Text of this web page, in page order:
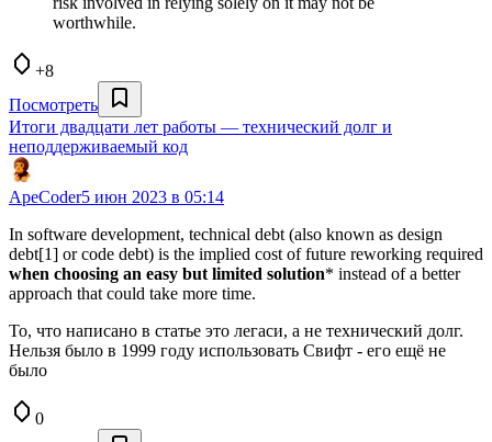
worthwhile.
+8
Посмотреть
Итоги двадцати лет работы — технический долг и
неподдерживаемый код
ApeCoder5 июн 2023 в 05:14
In software development, technical debt (also known as design
debt[1] or code debt) is the implied cost of future reworking required
when choosing an easy but limited solution* instead of a better
approach that could take more time.
То, что написано в статье это легаси, а не технический долг.
Нельзя было в 1999 году использовать Свифт - его ещё не
было
0